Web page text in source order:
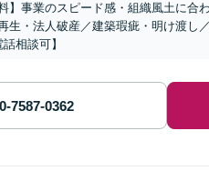
】事業のスピード感・組織風土に
生・法人破産／建築瑕疵・明け渡し
相談可】